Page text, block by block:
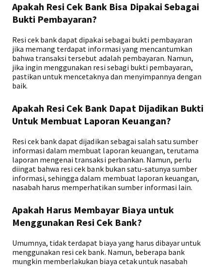
Apakah Resi Cek Bank Bisa Dipakai Sebagai
Bukti Pembayaran?
Resi cek bank dapat dipakai sebagai bukti pembayaran
jika memang terdapat informasi yang mencantumkan
bahwa transaksi tersebut adalah pembayaran. Namun,
jika ingin menggunakan resi sebagi bukti pembayaran,
pastikan untuk mencetaknya dan menyimpannya dengan
baik.
Apakah Resi Cek Bank Dapat Dijadikan Bukti
Untuk Membuat Laporan Keuangan?
Resi cek bank dapat dijadikan sebagai salah satu sumber
informasi dalam membuat laporan keuangan, terutama
laporan mengenai transaksi perbankan. Namun, perlu
diingat bahwa resi cek bank bukan satu-satunya sumber
informasi, sehingga dalam membuat laporan keuangan,
nasabah harus memperhatikan sumber informasi lain.
Apakah Harus Membayar Biaya untuk
Menggunakan Resi Cek Bank?
Umumnya, tidak terdapat biaya yang harus dibayar untuk
menggunakan resi cek bank. Namun, beberapa bank
mungkin memberlakukan biaya cetak untuk nasabah